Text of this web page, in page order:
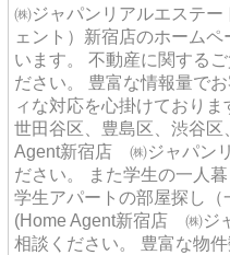
㈱ジャパンリアルエステ
ェント）新宿店のホーム
います。 不動産に関する
ださい。 豊富な情報量で
ィな対応を心掛けておりま
世田谷区、豊島区、渋谷
Agent新宿店 ㈱ジャパン
ださい。 また学生の一人
学生アパートの部屋探し
(Home Agent新宿店 ㈱ジ
相談ください。 豊富な物